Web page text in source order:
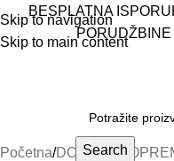
Skip to navigation
Skip to main content
BESPLATNA
Search
Početna DODATNA